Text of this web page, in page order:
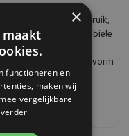
professioneel gebruik,
een veilige en stabiele
– gegarandeerde pasvorm
compatibele
×
functioneren en
maken wij
vergelijkbare